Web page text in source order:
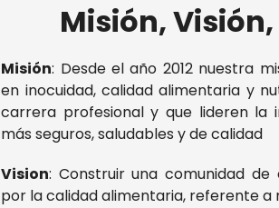
Misión,
Misión: Desde el año 2012 nuestra
en inocuidad, calidad alimentaria y
carrera profesional y que lideren la
más seguros, saludables y de calidad
Vision: Construir una comunidad de
por la calidad alimentaria, referente a